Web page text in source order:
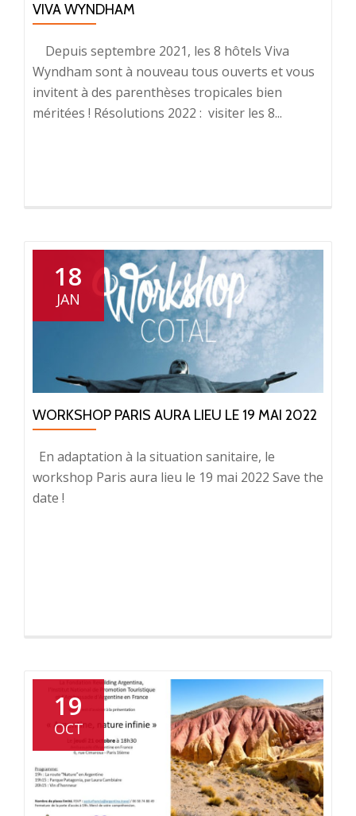
VIVA WYNDHAM
Depuis septembre 2021, les 8 hôtels Viva
Wyndham sont à nouveau tous ouverts et vous
invitent à des parenthèses tropicales bien
méritées ! Résolutions 2022 : visiter les 8...
18
JAN
WORKSHOP PARIS AURA LIEU LE 19 MAI 2022
En adaptation à la situation sanitaire, le
workshop Paris aura lieu le 19 mai 2022 Save the
date !
19
OCT